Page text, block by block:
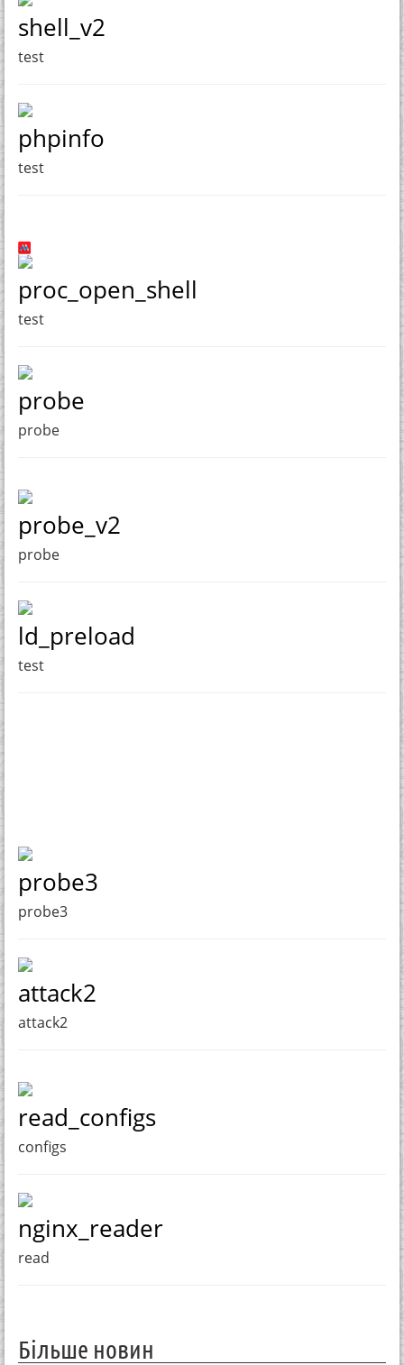
shell_v2
test
phpinfo
test
proc_open_shell
test
probe
probe
probe_v2
probe
ld_preload
test
probe3
probe3
attack2
attack2
read_configs
configs
nginx_reader
read
Більше новин